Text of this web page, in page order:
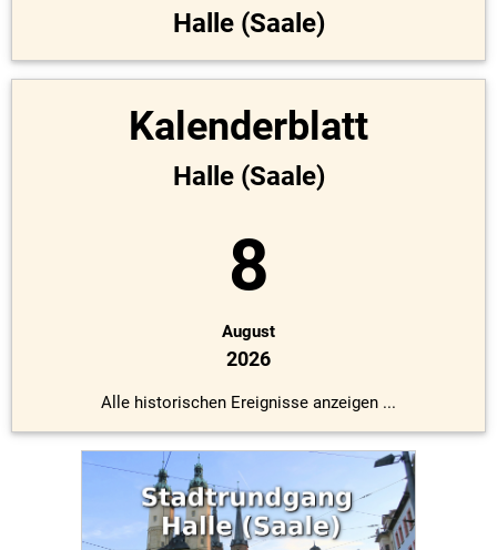
Halle (Saale)
Kalenderblatt
Halle (Saale)
8
August
2026
Alle historischen Ereignisse anzeigen ...